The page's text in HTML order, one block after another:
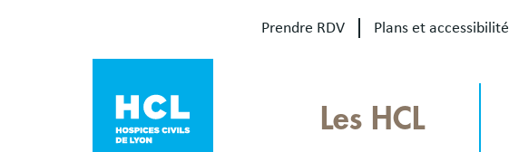
Prendre RDV Plans et accessibilité
Les HCL